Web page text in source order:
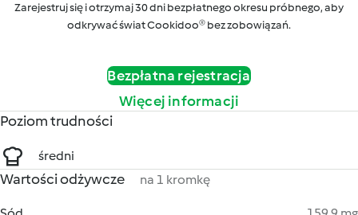
Zarejestruj się i otrzymaj 30 dni bezpłatnego okresu próbnego, aby
odkrywać świat Cookidoo® bez zobowiązań.
Bezpłatna rejestracja
Więcej informacji
Poziom trudności
średni
Wartości odżywcze na 1 kromkę